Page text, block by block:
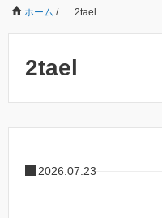
ホーム / 2tael
2tael
2026.07.23